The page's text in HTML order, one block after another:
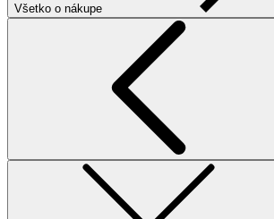
Všetko o nákupe